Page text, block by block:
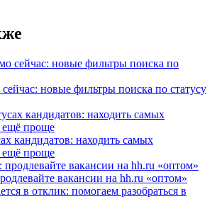
новые фильтры поиска по статусу
кандидатов: находить самых
ещё проще
вакансии на hh.ru «оптом»